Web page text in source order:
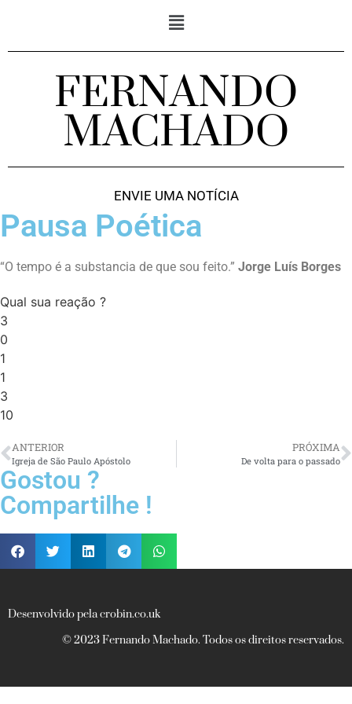
FERNANDO
MACHADO
ENVIE UMA NOTÍCIA
Pausa Poética
“O tempo é a substancia de que sou feito.” Jorge Luís Borges
Qual sua reação ?
3
0
1
1
3
10
ANTERIOR
Igreja de São Paulo Apóstolo
PRÓXIMA
De volta para o passado
Gostou ?
Compartilhe !
Desenvolvido pela crobin.co.uk
© 2023 Fernando Machado. Todos os direitos reservados.